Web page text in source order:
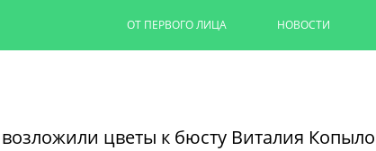
ОТ ПЕРВОГО ЛИЦА НОВОСТИ
Капремонт казанских
Ильсур Метшин провел выездное
цветы к бюсту Виталия